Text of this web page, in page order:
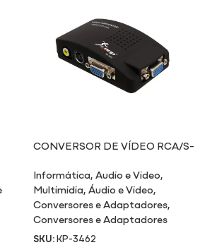
CONVERSOR DE VÍDEO RCA/S-
Informática,Audio e Video,
Multimidia,Áudio e Video,
Conversores e Adaptadores,
Conversores e Adaptadores
SKU:KP-3462